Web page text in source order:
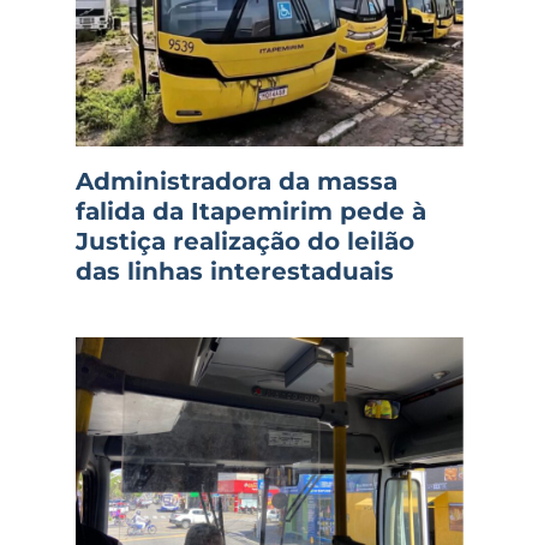
Administradora da massa
falida da Itapemirim pede à
Justiça realização do leilão
das linhas interestaduais